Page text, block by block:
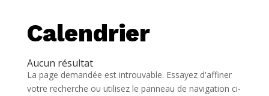
Calendrier
Aucun résultat
La page demandée est introuvable. Essayez d'affiner
votre recherche ou utilisez le panneau de navigation ci-